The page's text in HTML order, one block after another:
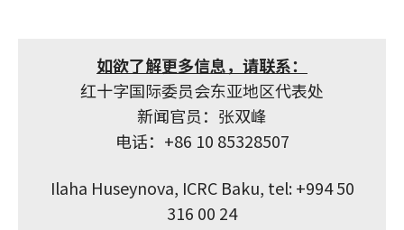
如欲了解更多信息，请联系：
红十字国际委员会东亚地区代表处
新闻官员：张双峰
电话：+86 10 85328507
Ilaha Huseynova, ICRC Baku, tel: +994 50
316 00 24